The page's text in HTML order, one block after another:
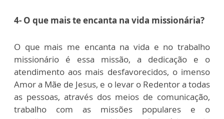
4- O que mais te encanta na vida missionária?
O que mais me encanta na vida e no trabalho
missionário é essa missão, a dedicação e o
atendimento aos mais desfavorecidos, o imenso
Amor a Mãe de Jesus, e o levar o Redentor a todas
as pessoas, através dos meios de comunicação,
trabalho com as missões populares e o